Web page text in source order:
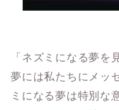
「ネズミになる夢を
夢には私たちにメッ
ミになる夢は特別な